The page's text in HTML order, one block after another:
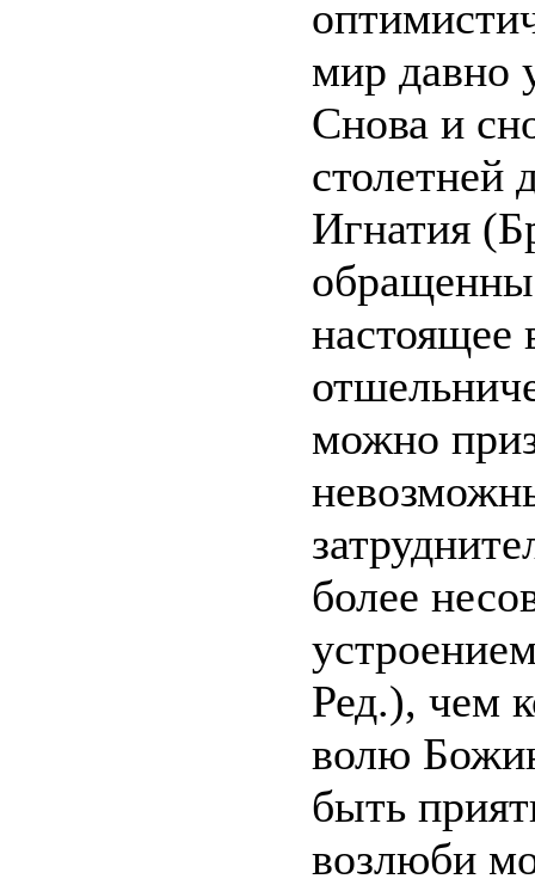
мир давно
Снова и
столетней
Игнатия
настоящее
можно
более
Ред.), чем
волю
быть
возлюби